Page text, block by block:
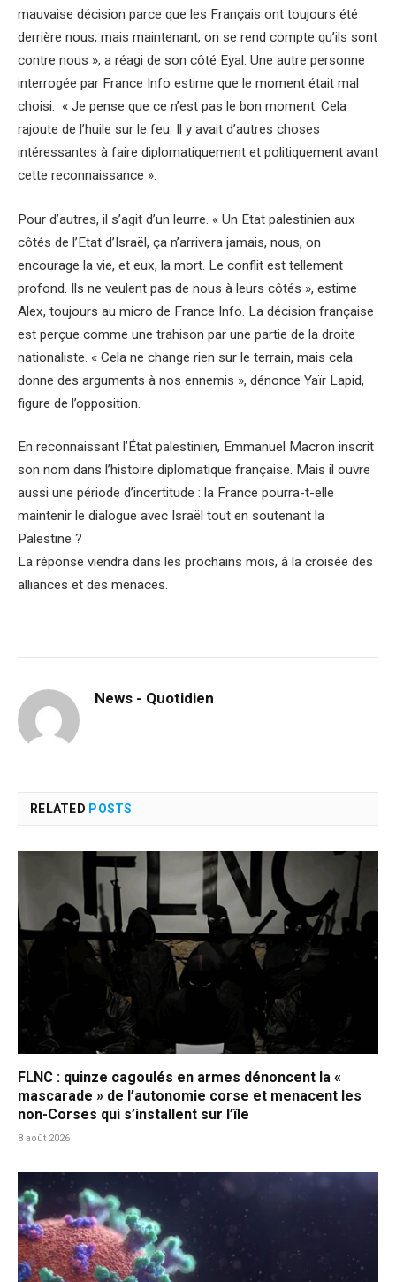
mauvaise décision parce que les Français ont toujours été
derrière nous, mais maintenant, on se rend compte qu’ils sont
contre nous », a réagi de son côté Eyal. Une autre personne
interrogée par France Info estime que le moment était mal
choisi. « Je pense que ce n’est pas le bon moment. Cela
rajoute de l’huile sur le feu. Il y avait d’autres choses
intéressantes à faire diplomatiquement et politiquement avant
cette reconnaissance ».
Pour d’autres, il s’agit d’un leurre. « Un Etat palestinien aux
côtés de l’Etat d’Israël, ça n’arrivera jamais, nous, on
encourage la vie, et eux, la mort. Le conflit est tellement
profond. Ils ne veulent pas de nous à leurs côtés », estime
Alex, toujours au micro de France Info. La décision française
est perçue comme une trahison par une partie de la droite
nationaliste. « Cela ne change rien sur le terrain, mais cela
donne des arguments à nos ennemis », dénonce Yaïr Lapid,
figure de l’opposition.
En reconnaissant l’État palestinien, Emmanuel Macron inscrit
son nom dans l’histoire diplomatique française. Mais il ouvre
aussi une période d’incertitude : la France pourra-t-elle
maintenir le dialogue avec Israël tout en soutenant la
Palestine ?
La réponse viendra dans les prochains mois, à la croisée des
alliances et des menaces.
News - Quotidien
RELATED POSTS
FLNC : quinze cagoulés en armes dénoncent la «
mascarade » de l’autonomie corse et menacent les
non-Corses qui s’installent sur l’île
8 août 2026